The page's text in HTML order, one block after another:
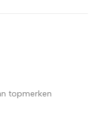
topmerken